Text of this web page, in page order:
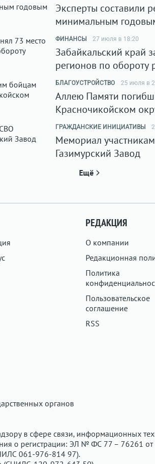
Эксперты составили
минимальным
ФИНАНСЫ 27 июля в 18:20
Забайкальский край
регионов по обороту
БЛАГОУСТРОЙСТВО 25 июля в
Аллею Памяти
Красночикойском
ГРАЖДАНСКИЕ ИНИЦИАТИВЫ
Мемориал
Газимурский Завод
Ещё
РЕДАКЦИЯ
О компании
Редакционная
Политика
Пользовательское
соглашение
RSS
органов
в сфере связи, информационных
о регистрации: ЭЛ № ФС 77 – 76261 от
061-976-814 97).